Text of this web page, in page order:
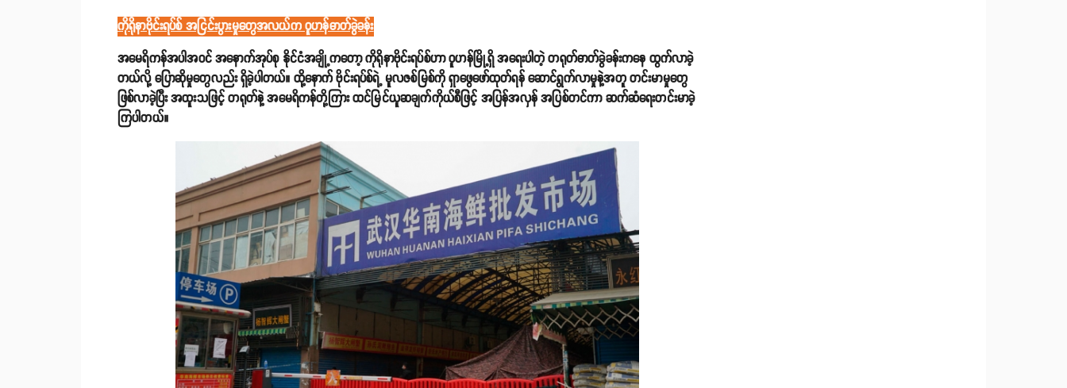
ကိုရိုနာဗိုင်းရပ်စ် အငြင်းပွားမှုတွေအလယ်က ဝူဟန်ဓာတ်ခွဲခန်း
အမေရိကန်အပါအဝင် အနောက်အုပ်စု နိုင်ငံအချို့ကတော့ ကိုရိုနာဗိုင်းရပ်စ်ဟာ ဝူဟန်မြို့ရှိ အရေးပါတဲ့ တရုတ်ဓာတ်ခွဲခန်းကနေ ထွက်လာခဲ့
တယ်လို့ ပြောဆိုမှုတွေလည်း ရှိခဲ့ပါတယ်။ ထို့နောက် ဗိုင်းရပ်စ်ရဲ့ မူလဇစ်မြစ်ကို ရှာဖွေဖော်ထုတ်ရန် ဆောင်ရွက်လာမှုနဲ့အတူ တင်းမာမှုတွေ
ဖြစ်လာခဲ့ပြီး အထူးသဖြင့် တရုတ်နဲ့ အမေရိကန်တို့ကြား ထင်မြင်ယူဆချက်ကိုယ်စီဖြင့် အပြန်အလှန် အပြစ်တင်ကာ ဆက်ဆံရေးတင်းမာခဲ့
ကြပါတယ်။